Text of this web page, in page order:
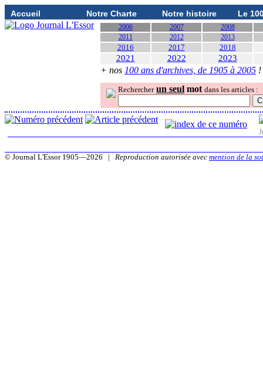
Accueil Notre Charte Notre histoire Le
2006 2007
2008
2011
2012 2013
2016 2017 2018
2021 2022 2023
+ nos 100 ans d'archives, de 1905 à 2005 !
Rechercher un seul mot dans les articles :
© Journal L'Essor 1905—2026 | Reproduction autorisée avec mention de la